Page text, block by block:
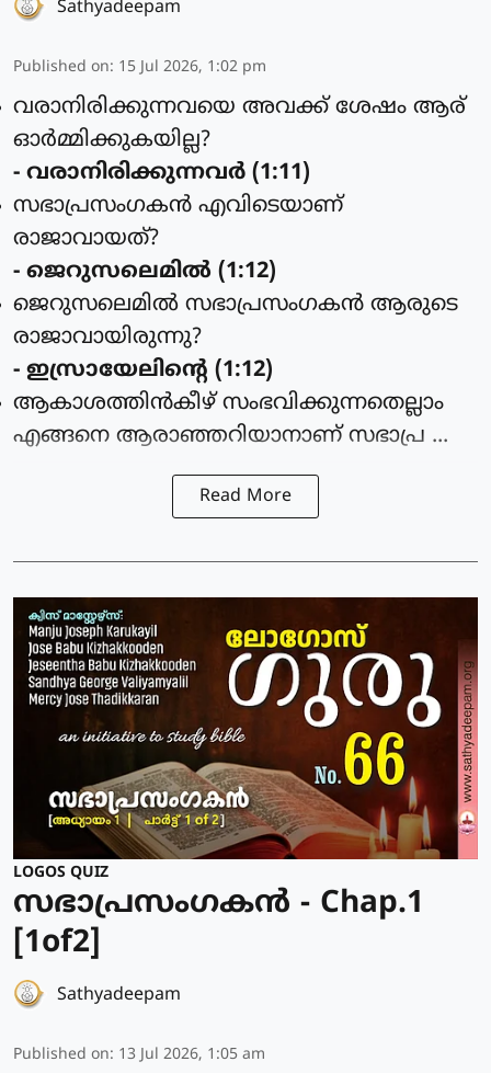
Sathyadeepam
Published on: 15 Jul 2026, 1:02 pm
വരാനിരിക്കുന്നവയെ അവക്ക് ശേഷം ആര്
ഓര്‍മ്മിക്കുകയില്ല?
- വരാനിരിക്കുന്നവര്‍ (1:11)
സഭാപ്രസംഗകന്‍ എവിടെയാണ്
രാജാവായത്?
- ജെറുസലെമില്‍ (1:12)
ജെറുസലെമില്‍ സഭാപ്രസംഗകന്‍ ആരുടെ
രാജാവായിരുന്നു?
- ഇസ്രായേലിന്റെ (1:12)
ആകാശത്തിന്‍കീഴ് സംഭവിക്കുന്നതെല്ലാം
എങ്ങനെ ആരാഞ്ഞറിയാനാണ് സഭാപ്ര ...
Read More
LOGOS QUIZ
സഭാപ്രസംഗകൻ - Chap.1
[1of2]
Sathyadeepam
Published on: 13 Jul 2026, 1:05 am